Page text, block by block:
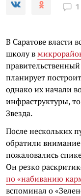
1
В Саратове власти
школу в
планирует
однако их начали
инфраструктуры,
Звезда.
После нескольких
обратили
пожаловались
Он резко
по «набиванию
вспоминал о